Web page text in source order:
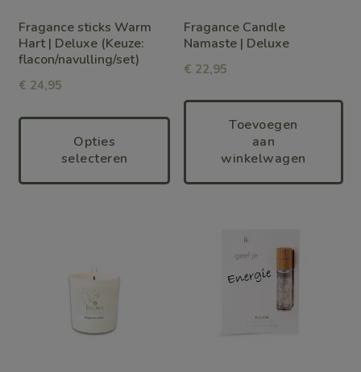
Fragance sticks Warm
Hart | Deluxe (Keuze:
flacon/navulling/set)
€ 24,95
Opties
selecteren
kan
gekozen
worden
op
productpagina
Fragance Candle
Namaste | Deluxe
€ 22,95
Toevoegen
aan
winkelwagen
meerdere